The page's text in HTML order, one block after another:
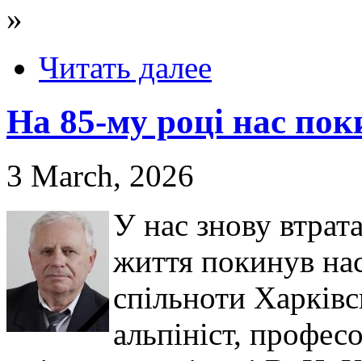
»
Читать далее
На 85-му році нас
3 March, 2026
У нас знову
життя покинув
спільноти
альпініст,